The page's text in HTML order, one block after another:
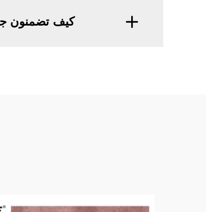
كيف تضمنون